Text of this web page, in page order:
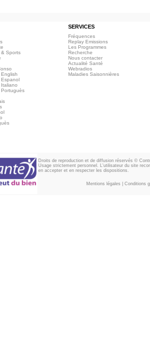
SERVICES
& Sports
Espanol
Portuguès
Fréquences
Replay Emissions
Les Programmes
Recherche
Nous contacter
Actualité Santé
Webradios
Maladies Saisonnières
Droits de reproduction et de diffusion réservés ©
Usage strictement personnel. L'utilisateur du site
en accepter et en respecter les dispositions.
Mentions légales Conditions